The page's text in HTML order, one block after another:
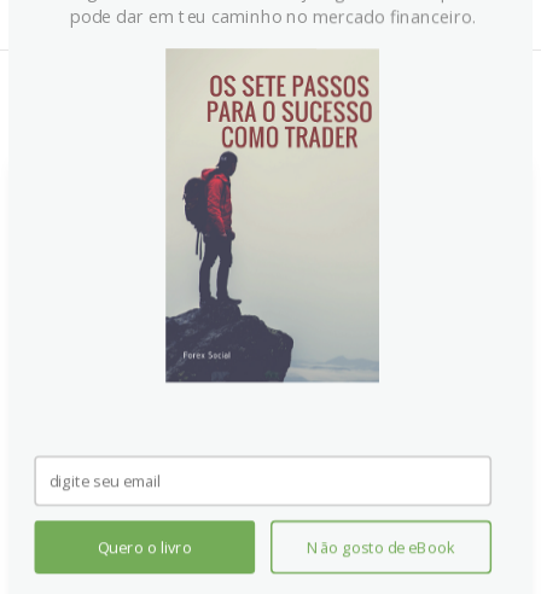
Notícias Relacionadas:
Juiz dos EUA bloqueia a
demissão da governadora do
Fed, Lisa Cook
Um tribunal federal concedeu uma liminar temporária
para impedir a demissão da governadora do Federal
questionando a potencial destituição, destacando
tensões políticas que cercam a independência da
instituição e sua condução de políticas monetárias.
Continue lendo
pode dar em teu caminho no mercado financeiro.
Quero o livro Não gosto de eBook